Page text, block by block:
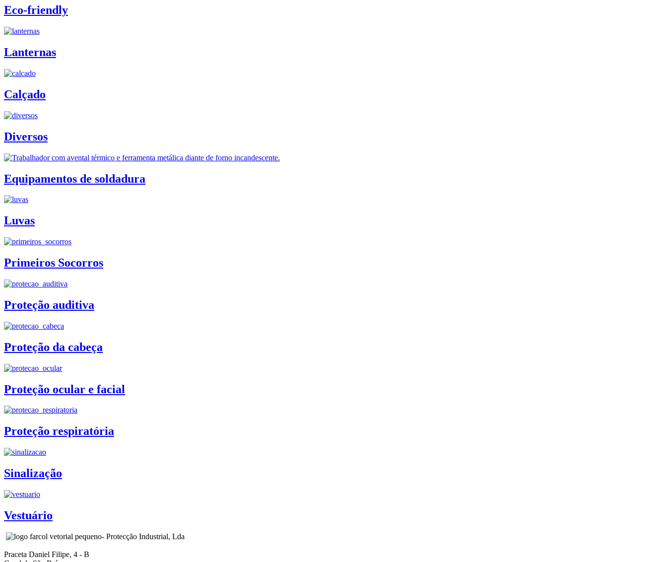
Eco-friendly
Lanternas
Calçado
Diversos
Equipamentos de soldadura
Luvas
Primeiros Socorros
Proteção auditiva
Proteção da cabeça
Proteção ocular e facial
Proteção respiratória
Sinalização
Vestuário
- Protecção Industrial, Lda
Praceta Daniel Filipe, 4 - B